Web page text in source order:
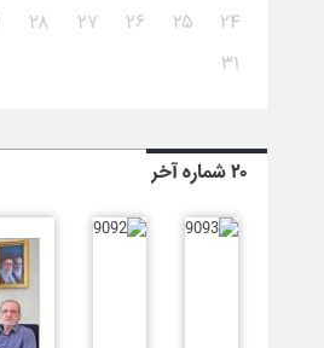
۲۴
۲۵ ۲۶ ۲۷ ۲۸
۳۱
۲۰ شماره آخر